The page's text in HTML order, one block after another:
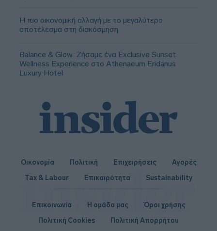
Η πιο οικονομική αλλαγή με το μεγαλύτερο
αποτέλεσμα στη διακόσμηση
Balance & Glow: Ζήσαμε ένα Exclusive Sunset
Wellness Experience στο Athenaeum Eridanus
Luxury Hotel
Οικονομία Πολιτική Επιχειρήσεις
Αγορές
Tax & Labour
Επικαιρότητα Sustainability
Επικοινωνία Η ομάδα μας
Όροι χρήσης
Πολιτική Cookies
Πολιτική Απορρήτου